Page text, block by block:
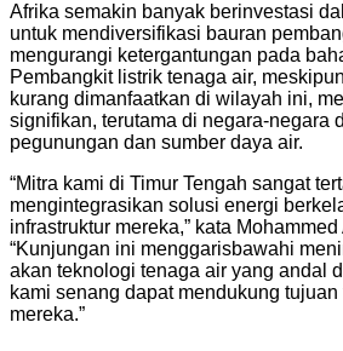
Afrika semakin banyak berinvestasi
untuk mendiversifikasi bauran
mengurangi ketergantungan pada
Pembangkit listrik tenaga air,
kurang dimanfaatkan di wilayah ini,
signifikan, terutama di negara-negara
pegunungan dan sumber daya air.
“Mitra kami di Timur Tengah sangat
mengintegrasikan solusi energi
infrastruktur mereka,” kata
“Kunjungan ini menggarisbawahi
akan teknologi tenaga air yang andal
kami senang dapat mendukung
mereka.”